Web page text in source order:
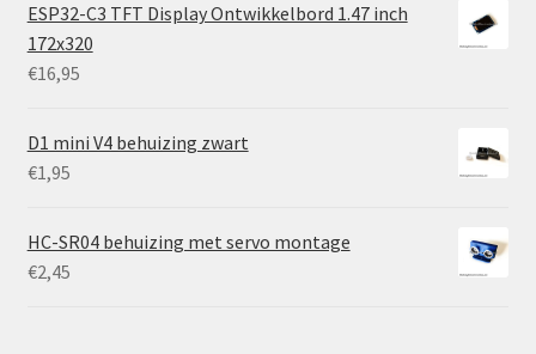
ESP32-C3 TFT Display Ontwikkelbord 1.47 inch
172x320
€16,95
D1 mini V4 behuizing zwart
€1,95
HC-SR04 behuizing met servo montage
€2,45